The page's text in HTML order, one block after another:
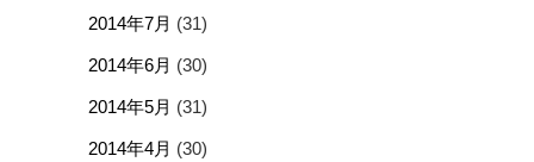
2014年7月 (31)
2014年6月 (30)
2014年5月 (31)
2014年4月 (30)